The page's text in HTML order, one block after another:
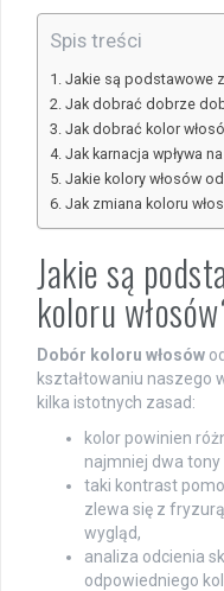
Spis treści
Jakie są podstawowe
Jak dobrać dobrze
Jak dobrać kolor
Jak karnacja wpływa
Jakie kolory włosów
Jak zmiana koloru
Jakie są
koloru
Dobór koloru włosów
kształtowaniu naszego
kilka istotnych zasad:
kolor powinien
najmniej dwa
taki kontrast
zlewa się z
wygląd,
analiza odcienia
odpowiedniego